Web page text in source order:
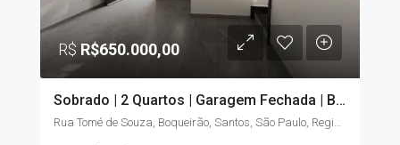
R$R$650.000,00
Sobrado | 2 Quartos | Garagem Fechada | Boqueirão – Santos/SP
Rua Tomé de Souza, Boqueirão, Santos, São Paulo, Região Sudeste, 11045-904, Brasil